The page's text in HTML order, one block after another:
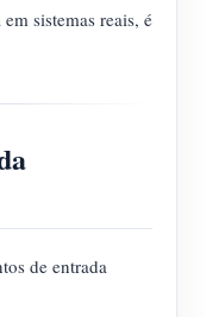
sistemas reais, é
de entrada